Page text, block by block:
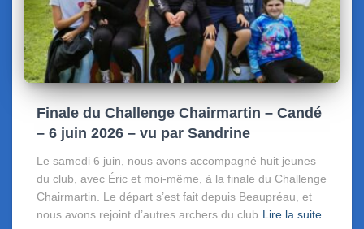
Finale du Challenge Chairmartin – Candé
– 6 juin 2026 – vu par Sandrine
Le samedi 6 juin, nous avons accompagné huit jeunes
du club, avec Éric et moi-même, à la finale du Challenge
Chairmartin. Le départ s’est fait depuis Beaupréau, et
nous avons rejoint d’autres archers du club Lire la suite